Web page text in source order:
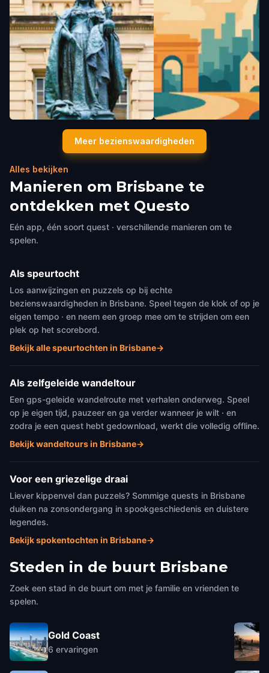
Queen Victoria Monument
Australia
Queen’s Gardens
Brisbane,
Meer bezienswaardigheden
Alles bekijken
Manieren om Brisbane te
ontdekken met Questo
Eén app, één soort quest · verschillende manieren om te
spelen.
Als speurtocht
Los aanwijzingen en puzzels op bij echte
bezienswaardigheden in Brisbane. Speel tegen de klok of op je
eigen tempo · en neem een groep mee om te strijden om een
plek op het scorebord.
Bekijk alle speurtochten in Brisbane→
Als zelfgeleide wandeltour
Een gps-geleide wandelroute met verhalen onderweg. Speel
op je eigen tijd, pauzeer en ga verder wanneer je wilt · en
zodra je een quest hebt gedownload, werkt die volledig offline.
Bekijk wandeltours in Brisbane→
Voor een griezelige draai
Liever kippenvel dan puzzels? Sommige quests in Brisbane
duiken na zonsondergang in spookgeschiedenis en duistere
legendes.
Bekijk spokentochten in Brisbane→
Steden in de buurt Brisbane
Zoek een stad in de buurt om met je familie en vrienden te
spelen.
Gold Coast
6 ervaringen